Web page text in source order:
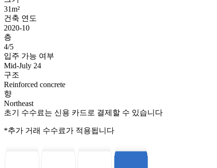
31m²
건축 연도
2020-10
층
4/5
입주 가능 여부
Mid-July 24
구조
Reinforced concrete
향
Northeast
초기 수수료는 신용 카드로 결제할 수 있습니다
*추가 거래 수수료가 적용됩니다